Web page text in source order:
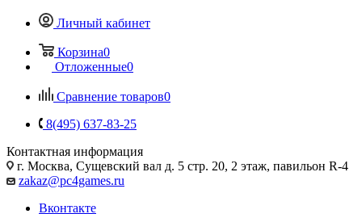
Личный кабинет
Корзина0
Отложенные0
Сравнение товаров0
8(495) 637-83-25
Контактная информация
г. Москва, Сущевский вал д. 5 стр. 20, 2 этаж, павильон R-4
zakaz@pc4games.ru
Вконтакте